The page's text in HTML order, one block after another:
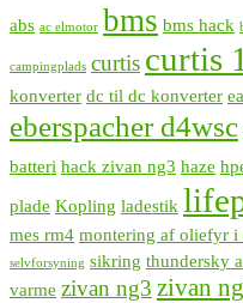
abs ac elmotor bms bms hack
campingplads curtis curtis
konverter dc til dc konverter
eberspacher d4wsc
batteri hack zivan ng3 haze
plade Kopling ladestik
mes rm4 montering af oliefyr i
selvforsyning sikring thundersky
varme zivan ng3 zivan